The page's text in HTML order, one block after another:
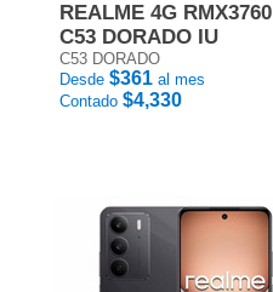
REALME 4G RMX3760
C53 DORADO IU
C53 DORADO
Desde $361 al mes
Contado $4,330